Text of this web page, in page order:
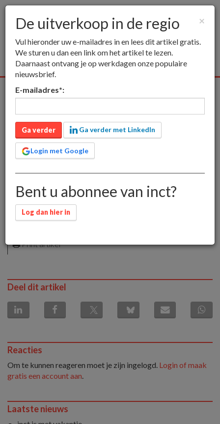
Alle media Publieksmedia
De uitverkoop in de regio
alleen voor leden
4 juni 2013 om 10:47
Piet Bakker
Print artikel
Deel dit artikel
Reacties
Om te kunnen reageren moet je zijn ingelogd. Login of maak
gratis een account aan.
Laatste nieuws
×
De uitverkoop in de regio
Vul hieronder uw e-mailadres in en lees dit artikel gratis.
We sturen u dan een link om het artikel te lezen.
Daarnaast ontvang je op werkdagen onze populaire
nieuwsbrief.
E-mailadres*:
Ga verder Ga verder met LinkedIn
Login met Google
Bent u abonnee van inct?
Log dan hier in